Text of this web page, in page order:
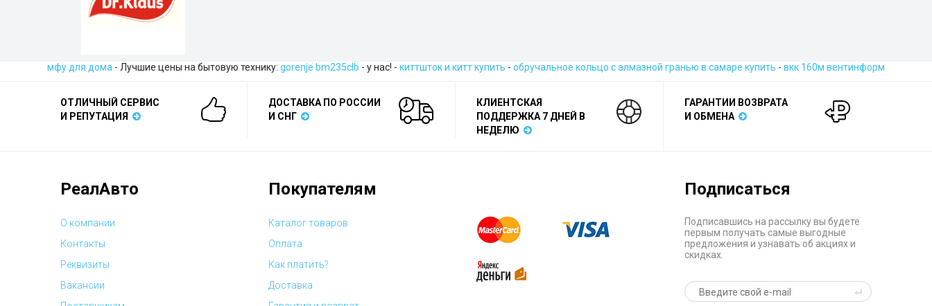
мфу для дома - Лучшие цены на бытовую технику: gorenje bm235clb - у нас! - киттшток и китт купить - обручальное кольцо с алмазной гранью в самаре купить - вкк 160м вентинформ
ОТЛИЧНЫЙ СЕРВИС
И РЕПУТАЦИЯ
ДОСТАВКА ПО РОССИИ
И СНГ
КЛИЕНТСКАЯ
ПОДДЕРЖКА 7 ДНЕЙ В
НЕДЕЛЮ
ГАРАНТИИ ВОЗВРАТА
И ОБМЕНА
РеалАвто
О компании
Контакты
Реквизиты
Вакансии
Покупателям
Каталог товаров
Оплата
Как платить?
Доставка
Подписаться
Подписавшись на рассылку вы будете
первым получать самые выгодные
предложения и узнавать об акциях и
скидках.